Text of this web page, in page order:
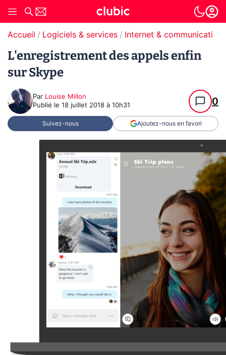
Accueil Logiciels & services Internet & communication
L'enregistrement des appels enfin
sur Skype
Par Louise Millon
Publié le 18 juillet 2018 à 10h31 0
Suivez-nous Ajoutez-nous en favori